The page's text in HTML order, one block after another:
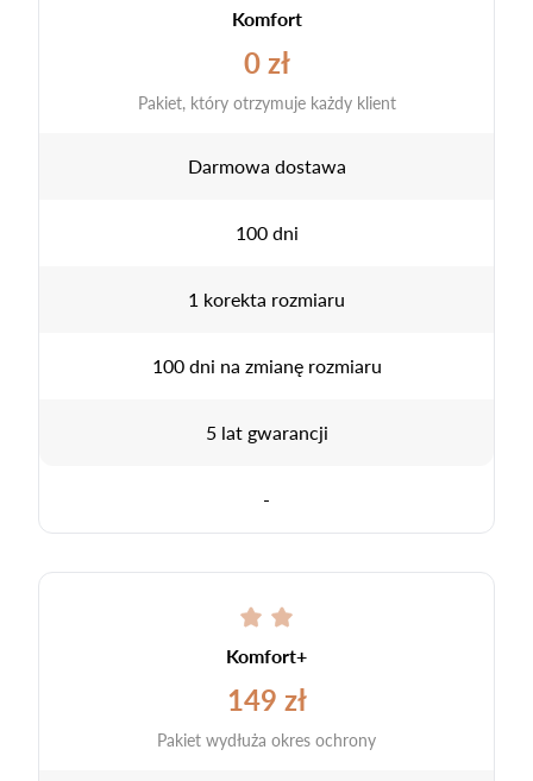
Komfort
0 zł
Pakiet, który otrzymuje każdy klient
Darmowa dostawa
100 dni
1 korekta rozmiaru
100 dni na zmianę rozmiaru
5 lat gwarancji
-
Komfort+
149 zł
Pakiet wydłuża okres ochrony